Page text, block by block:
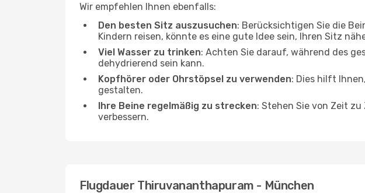
Wir empfehlen Ihnen ebenfalls:
Den besten Sitz auszusuchen: Berücksichtigen Sie die
Kindern reisen, könnte es eine gute Idee sein, Ihren Sitz
Viel Wasser zu trinken: Achten Sie darauf, während des
dehydrierend sein kann.
Kopfhörer oder Ohrstöpsel zu verwenden: Dies hilft
gestalten.
Ihre Beine regelmäßig zu strecken: Stehen Sie von Zeit
verbessern.
Flugdauer Thiruvananthapuram - München